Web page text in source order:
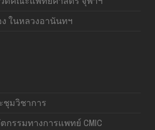
ง ในหลวงอานันทฯ
ชุมวิชาการ
กรรมทางการแพทย์ CMIC